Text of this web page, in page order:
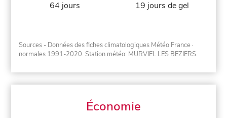
64 jours
19 jours de gel
Sources - Données des fiches climatologiques Météo France ·
normales 1991-2020. Station météo: MURVIEL LES BEZIERS.
Économie